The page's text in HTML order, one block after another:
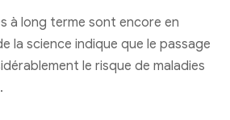
à long terme sont encore en
la science indique que le passage
le risque de maladies